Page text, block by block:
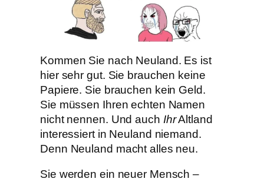
Kommen Sie nach Neuland. Es ist
hier sehr gut. Sie brauchen keine
Papiere. Sie brauchen kein Geld.
Sie müssen Ihren echten Namen
nicht nennen. Und auch IhrAltland
interessiert in Neuland niemand.
Denn Neuland macht alles neu.
Sie werden ein neuer Mensch –